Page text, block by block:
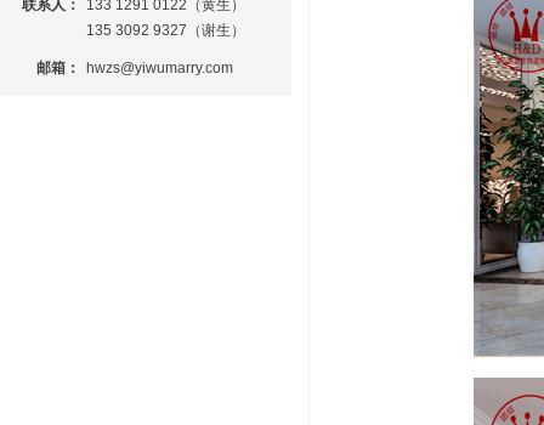
联系人：
133 1291 0122（黄生）
135 3092 9327（谢生）
邮箱： hwzs@yiwumarry.com